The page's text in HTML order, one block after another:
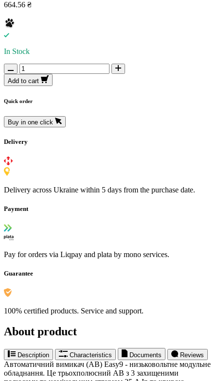
664.56 ₴
In Stock
Add to cart
Quick order
Buy in one click
Delivery
Delivery across Ukraine within 5 days from the purchase date.
Payment
Pay for orders via Liqpay and plata by mono services.
Guarantee
100% certified products. Service and support.
About product
Description Characteristics Documents Reviews
Автоматичний вимикач (АВ) Easy9 - низьковольтне модульне
обладнання. Це трьохполюсний АВ з 3 захищеними